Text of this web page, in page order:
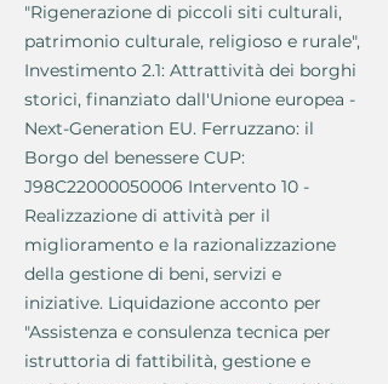
"Rigenerazione di piccoli siti culturali,
patrimonio culturale, religioso e rurale",
Investimento 2.1: Attrattività dei borghi
storici, finanziato dall'Unione europea -
Next-Generation EU. Ferruzzano: il
Borgo del benessere CUP:
J98C22000050006 Intervento 10 -
Realizzazione di attività per il
miglioramento e la razionalizzazione
della gestione di beni, servizi e
iniziative. Liquidazione acconto per
"Assistenza e consulenza tecnica per
istruttoria di fattibilità, gestione e